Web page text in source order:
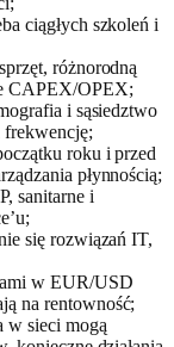
ciągłych szkoleń i
różnorodną
CAPEX/OPEX;
i sąsiedztwo
frekwencję;
roku i przed
płynnością;
sanitarne i
się rozwiązań IT,
w EUR/USD
na rentowność;
w sieci mogą